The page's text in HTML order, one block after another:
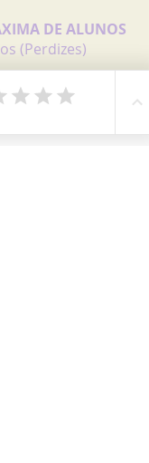
DE ALUNOS
(Perdizes)
entre em
e-mail